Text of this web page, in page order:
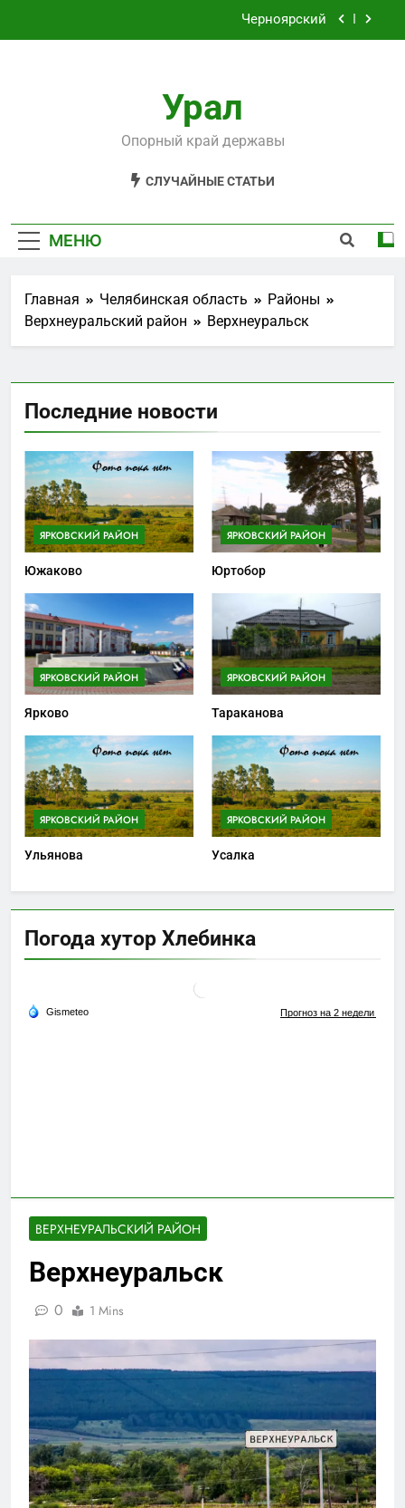
Черноярский
Староуткинск
Черноярский
Урал
Опорный край державы
СЛУЧАЙНЫЕ СТАТЬИ
МЕНЮ
Главная Челябинская область
Районы
Верхнеуральский район
Верхнеуральск
ВЕРХНЕУРАЛЬСКИЙ РАЙОН
Верхнеуральск
0 1 Mins
Последние новости
ЯРКОВСКИЙ РАЙОН
Южаково
ЯРКОВСКИЙ РАЙОН
Юртобор
ЯРКОВСКИЙ РАЙОН
Ярково
ЯРКОВСКИЙ РАЙОН
Тараканова
ЯРКОВСКИЙ РАЙОН
Ульянова
ЯРКОВСКИЙ РАЙОН
Усалка
Погода хутор Хлебинка